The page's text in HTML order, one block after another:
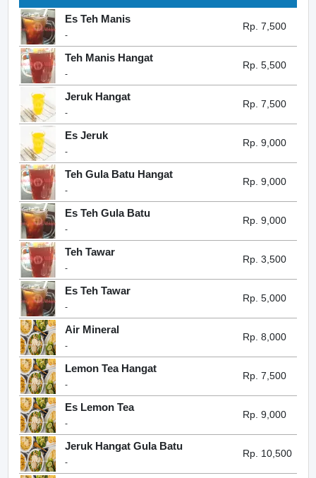
Es Teh Manis
-
Rp. 7,500
Teh Manis Hangat
-
Rp. 5,500
Jeruk Hangat
-
Rp. 7,500
Es Jeruk
-
Rp. 9,000
Teh Gula Batu Hangat
-
Rp. 9,000
Es Teh Gula Batu
-
Rp. 9,000
Teh Tawar
-
Rp. 3,500
Es Teh Tawar
-
Rp. 5,000
Air Mineral
-
Rp. 8,000
Lemon Tea Hangat
-
Rp. 7,500
Es Lemon Tea
-
Rp. 9,000
Jeruk Hangat Gula Batu
-
Rp. 10,500